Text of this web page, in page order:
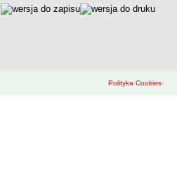
metryczka
Polityka Cookies